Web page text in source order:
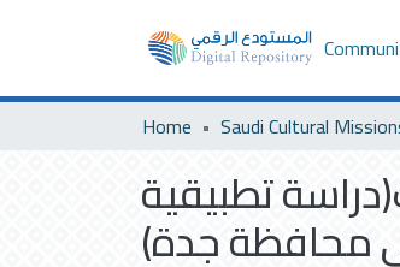
Home
تطبيقية
محافظة جدة)